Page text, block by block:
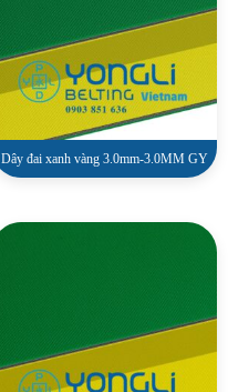
Dây đai xanh vàng 3.0mm-3.0MM GY